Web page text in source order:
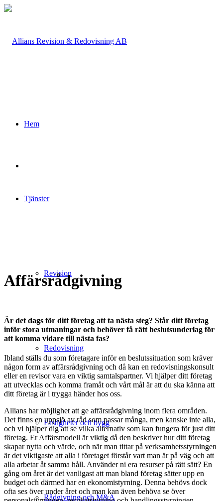
Hem
Tjänster
Revision
Redovisning
Fastigheter och bygg
Rådgivning och M&A
Affärsrådgivning
Är det dags för ditt företag att ta nästa steg? Står ditt företag
inför stora utmaningar och behöver få rätt beslutsunderlag för
att komma vidare till nästa fas?
Ibland ställs du som företagare inför en beslutssituation som kräver
någon form av affärsrådgivning och då kan en redovisningskonsult
eller en revisor vara en viktig samtalspartner. Vi hjälper ditt företag
att utvecklas och komma framåt och vårt mål är att du ska känna att
ditt företag är i trygga händer hos oss.
Allians har möjlighet att ge affärsrådgivning inom flera områden.
Det finns en uppsjö av råd som passar många, men kanske inte alla,
och vi hjälper dig att se vilka alternativ som kan fungera för just ditt
företag. Er Affärsmodell är viktig då den beskriver hur ditt företag
skapar nytta och värde, och när man tittar på verksamhetsstyrningen
är det viktigaste att alla i företaget förstår vart man är på väg och att
alla arbetar åt samma håll. Använder ni era resurser på rätt sätt? En
gång om året är det vanligast att man bland företag sätter upp en
budget och därmed har en ekonomistyrning. Denna behövs dock
ofta ses över under året och man kan även behöva se över